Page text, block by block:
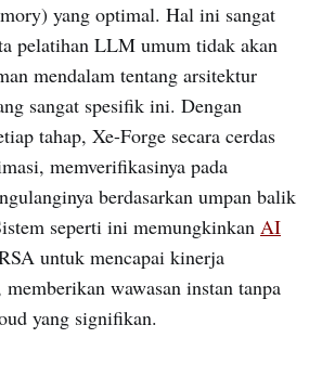
yang optimal. Hal ini sangat
pelatihan LLM umum tidak akan
mendalam tentang arsitektur
sangat spesifik ini. Dengan
tahap, Xe-Forge secara cerdas
memverifikasinya pada
berdasarkan umpan balik
seperti ini memungkinkan AI
untuk mencapai kinerja
wawasan instan tanpa
yang signifikan.